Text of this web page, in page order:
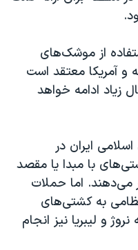
از موشک‌های
و آمریکا معتقد است
زیاد ادامه خواهد
ایران در
با مبدا یا مقصد
می‌دهند. اما حملات
به کشتی‌های
و لیبریا نیز انجام